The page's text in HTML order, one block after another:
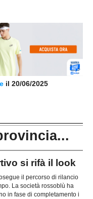
il 20/06/2025
si rifà il look
il percorso di rilancio
La società rossoblù ha
in fase di completamento i